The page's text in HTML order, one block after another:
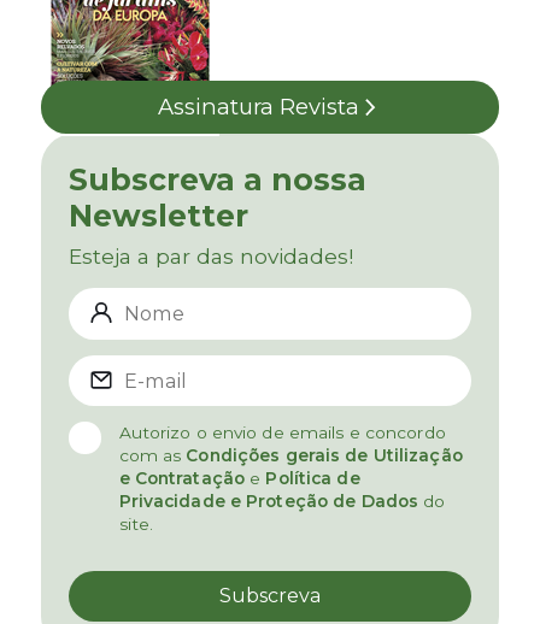
Assinatura Revista
Subscreva a nossa
Newsletter
Esteja a par das novidades!
Autorizo o envio de emails e concordo
com as Condições gerais de Utilização
e Contratação e Política de
Privacidade e Proteção de Dados do
site.